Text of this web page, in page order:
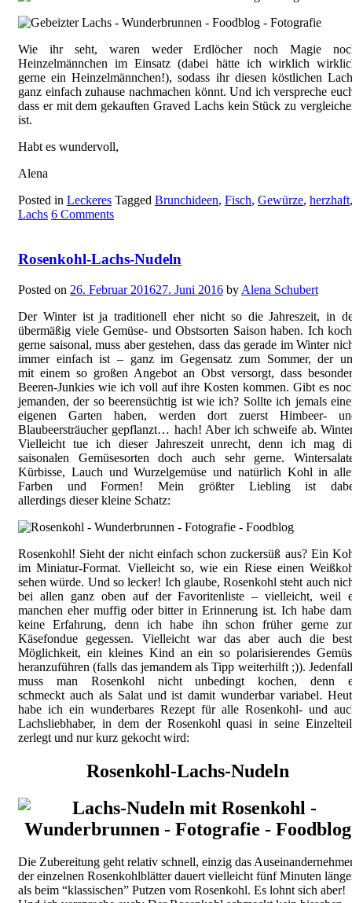
Wie ihr seht, waren weder Erdlöcher noch Magie
Heinzelmännchen im Einsatz (dabei hätte ich wirklich
gerne ein Heinzelmännchen!), sodass ihr diesen köstlichen
ganz einfach zuhause nachmachen könnt. Und ich verspreche
dass er mit dem gekauften Graved Lachs kein Stück zu
ist.
Habt es wundervoll,
Alena
Posted in Leckeres Tagged Brunchideen, Fisch, Gewürze, herzhaft,
Lachs 6 Comments
Rosenkohl-Lachs-Nudeln
Posted on 26. Februar 201627. Juni 2016 by Alena Schubert
Der Winter ist ja traditionell eher nicht so die Jahreszeit, in
übermäßig viele Gemüse- und Obstsorten Saison haben. Ich
gerne saisonal, muss aber gestehen, dass das gerade im Winter
immer einfach ist – ganz im Gegensatz zum Sommer, der
mit einem so großen Angebot an Obst versorgt, dass
Beeren-Junkies wie ich voll auf ihre Kosten kommen. Gibt es
jemanden, der so beerensüchtig ist wie ich? Sollte ich jemals
eigenen Garten haben, werden dort zuerst Himbeer-
Blaubeersträucher gepflanzt… hach! Aber ich schweife ab.
Vielleicht tue ich dieser Jahreszeit unrecht, denn ich mag
saisonalen Gemüsesorten doch auch sehr gerne.
Kürbisse, Lauch und Wurzelgemüse und natürlich Kohl in
Farben und Formen! Mein größter Liebling ist
allerdings dieser kleine Schatz:
Rosenkohl! Sieht der nicht einfach schon zuckersüß aus? Ein
im Miniatur-Format. Vielleicht so, wie ein Riese einen
sehen würde. Und so lecker! Ich glaube, Rosenkohl steht auch
bei allen ganz oben auf der Favoritenliste – vielleicht, weil
manchen eher muffig oder bitter in Erinnerung ist. Ich habe
keine Erfahrung, denn ich habe ihn schon früher gerne
Käsefondue gegessen. Vielleicht war das aber auch die
Möglichkeit, ein kleines Kind an ein so polarisierendes
heranzuführen (falls das jemandem als Tipp weiterhilft ;)).
muss man Rosenkohl nicht unbedingt kochen, denn
schmeckt auch als Salat und ist damit wunderbar variabel.
habe ich ein wunderbares Rezept für alle Rosenkohl- und
Lachsliebhaber, in dem der Rosenkohl quasi in seine
zerlegt und nur kurz gekocht wird:
Rosenkohl-Lachs-Nudeln
Die Zubereitung geht relativ schnell, einzig das
der einzelnen Rosenkohlblätter dauert vielleicht fünf Minuten
als beim “klassischen” Putzen vom Rosenkohl. Es lohnt sich aber!